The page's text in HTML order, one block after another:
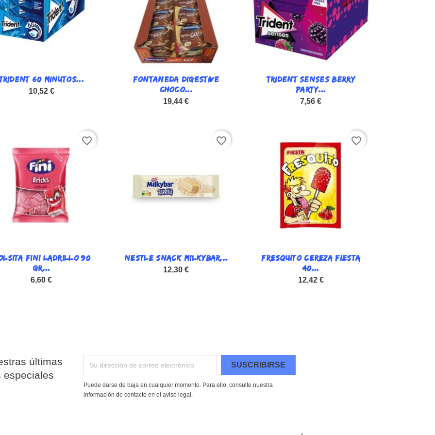
Vista rápida
60 MINUTOS...
10,52 €
Vista rápida
FONTANEDA DIGESTIVE
CHOCO...
19,44 €
Vista rápida
TRIDENT SENSES BERRY
PARTY...
7,56 €
 Vista rápida
FINI LADRILLO 90
GR...
6,60 €
favorite_border
Vista rápida
NESTLE SNACK MILKYBAR...
12,30 €
favorite_border
Vista rápida
FRESQUITO CEREZA FIESTA
40...
12,42 €
favorite_border
últimas
especiales
Puede darse de baja en cualquier momento. Para ello, consulte nuestra
información de contacto en el aviso legal.